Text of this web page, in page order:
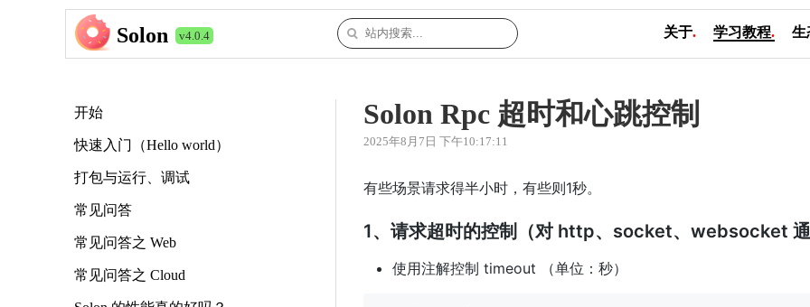
Solon v4.0.4 关于. 学习教程. 生
开始
快速入门（Hello world）
打包与运行、调试
常见问答
常见问答之 Web
常见问答之 Cloud
Solon Rpc 超时和心跳控制
2025年8月7日 下午10:17:11
有些场景请求得半小时，有些则1秒。
1、请求超时的控制（对 http、socket、websocket 通
使用注解控制 timeout （单位：秒）